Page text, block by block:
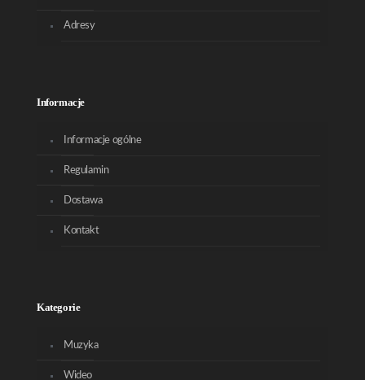
Adresy
Informacje
Informacje ogólne
Regulamin
Dostawa
Kontakt
Kategorie
Muzyka
Wideo